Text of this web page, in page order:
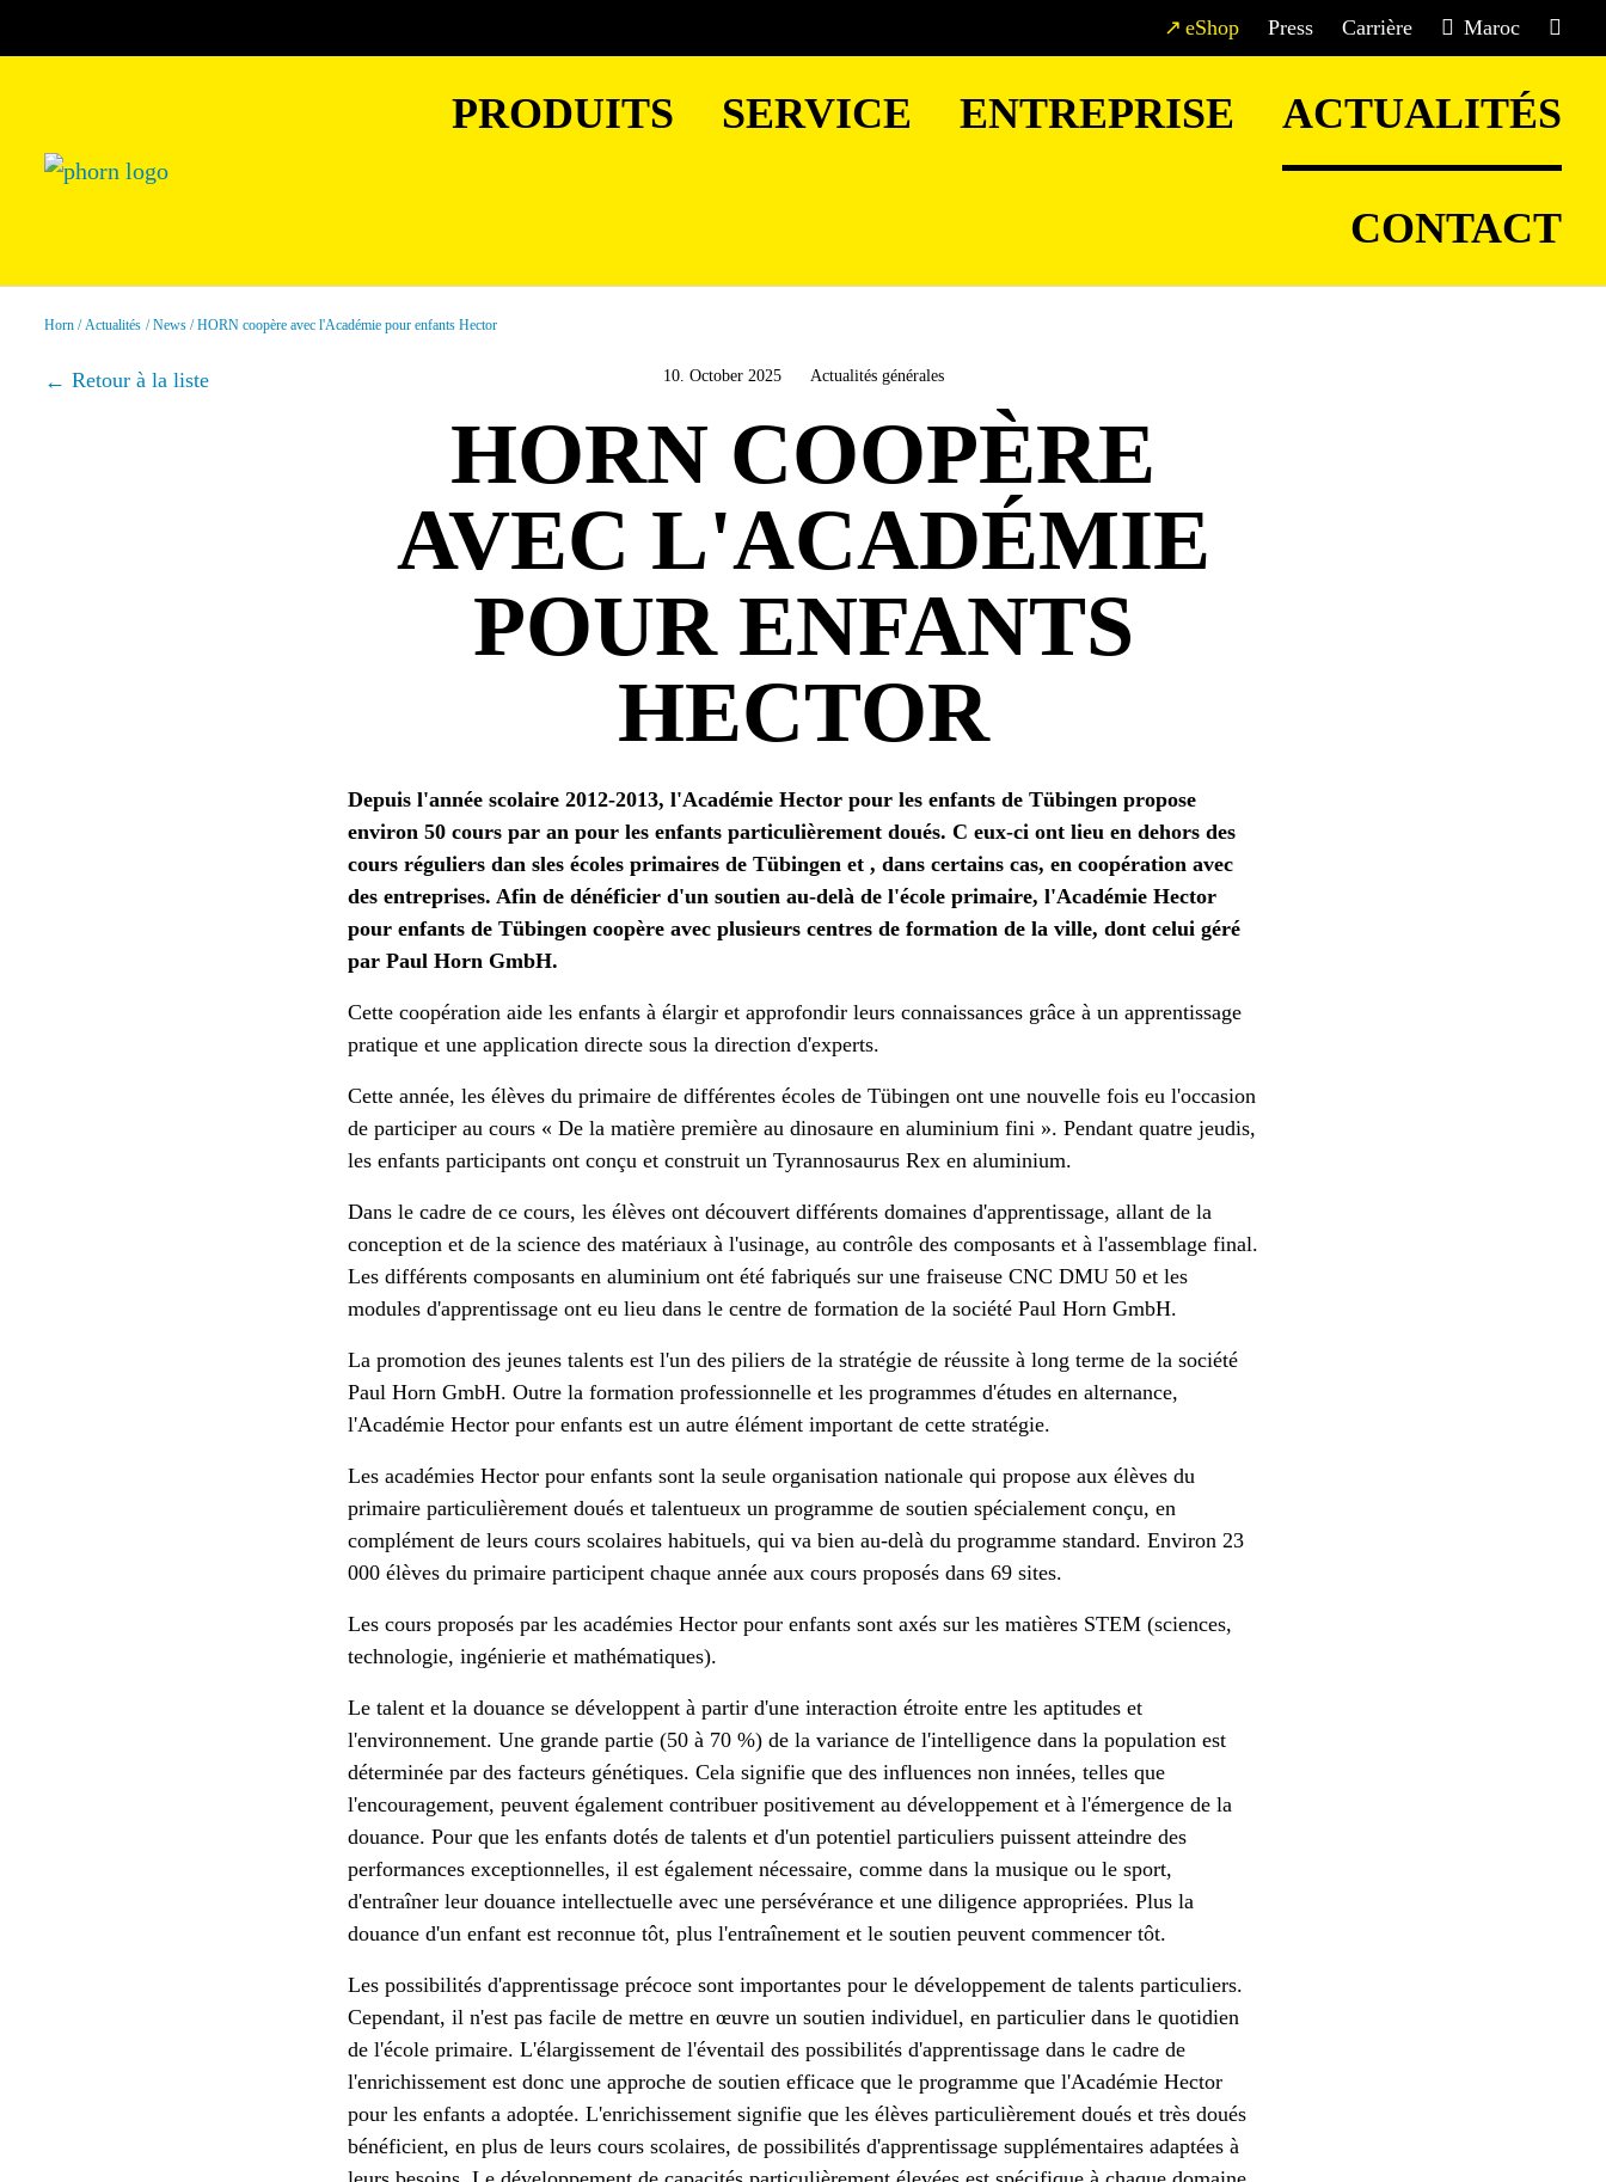
eShop Press Carrière Maroc
PRODUITS SERVICE ENTREPRISE ACTUALITÉS
CONTACT
Horn Actualités News HORN coopère avec l'Académie pour enfants Hector
Retour à la liste 10. October 2025 Actualités générales
HORN COOPÈRE
AVEC L'ACADÉMIE
POUR ENFANTS
HECTOR
Depuis l'année scolaire 2012-2013, l'Académie Hector pour les enfants de Tübingen propose
environ 50 cours par an pour les enfants particulièrement doués. C eux-ci ont lieu en dehors des
cours réguliers dan sles écoles primaires de Tübingen et , dans certains cas, en coopération avec
des entreprises. Afin de dénéficier d'un soutien au-delà de l'école primaire, l'Académie Hector
pour enfants de Tübingen coopère avec plusieurs centres de formation de la ville, dont celui géré
par Paul Horn GmbH.
Cette coopération aide les enfants à élargir et approfondir leurs connaissances grâce à un apprentissage
pratique et une application directe sous la direction d'experts.
Cette année, les élèves du primaire de différentes écoles de Tübingen ont une nouvelle fois eu l'occasion
de participer au cours « De la matière première au dinosaure en aluminium fini ». Pendant quatre jeudis,
les enfants participants ont conçu et construit un Tyrannosaurus Rex en aluminium.
Dans le cadre de ce cours, les élèves ont découvert différents domaines d'apprentissage, allant de la
conception et de la science des matériaux à l'usinage, au contrôle des composants et à l'assemblage final.
Les différents composants en aluminium ont été fabriqués sur une fraiseuse CNC DMU 50 et les
modules d'apprentissage ont eu lieu dans le centre de formation de la société Paul Horn GmbH.
La promotion des jeunes talents est l'un des piliers de la stratégie de réussite à long terme de la société
Paul Horn GmbH. Outre la formation professionnelle et les programmes d'études en alternance,
l'Académie Hector pour enfants est un autre élément important de cette stratégie.
Les académies Hector pour enfants sont la seule organisation nationale qui propose aux élèves du
primaire particulièrement doués et talentueux un programme de soutien spécialement conçu, en
complément de leurs cours scolaires habituels, qui va bien au-delà du programme standard. Environ 23
000 élèves du primaire participent chaque année aux cours proposés dans 69 sites.
Les cours proposés par les académies Hector pour enfants sont axés sur les matières STEM (sciences,
technologie, ingénierie et mathématiques).
Le talent et la douance se développent à partir d'une interaction étroite entre les aptitudes et
l'environnement. Une grande partie (50 à 70 %) de la variance de l'intelligence dans la population est
déterminée par des facteurs génétiques. Cela signifie que des influences non innées, telles que
l'encouragement, peuvent également contribuer positivement au développement et à l'émergence de la
douance. Pour que les enfants dotés de talents et d'un potentiel particuliers puissent atteindre des
performances exceptionnelles, il est également nécessaire, comme dans la musique ou le sport,
d'entraîner leur douance intellectuelle avec une persévérance et une diligence appropriées. Plus la
douance d'un enfant est reconnue tôt, plus l'entraînement et le soutien peuvent commencer tôt.
Les possibilités d'apprentissage précoce sont importantes pour le développement de talents particuliers.
Cependant, il n'est pas facile de mettre en œuvre un soutien individuel, en particulier dans le quotidien
de l'école primaire. L'élargissement de l'éventail des possibilités d'apprentissage dans le cadre de
l'enrichissement est donc une approche de soutien efficace que le programme que l'Académie Hector
pour les enfants a adoptée. L'enrichissement signifie que les élèves particulièrement doués et très doués
bénéficient, en plus de leurs cours scolaires, de possibilités d'apprentissage supplémentaires adaptées à